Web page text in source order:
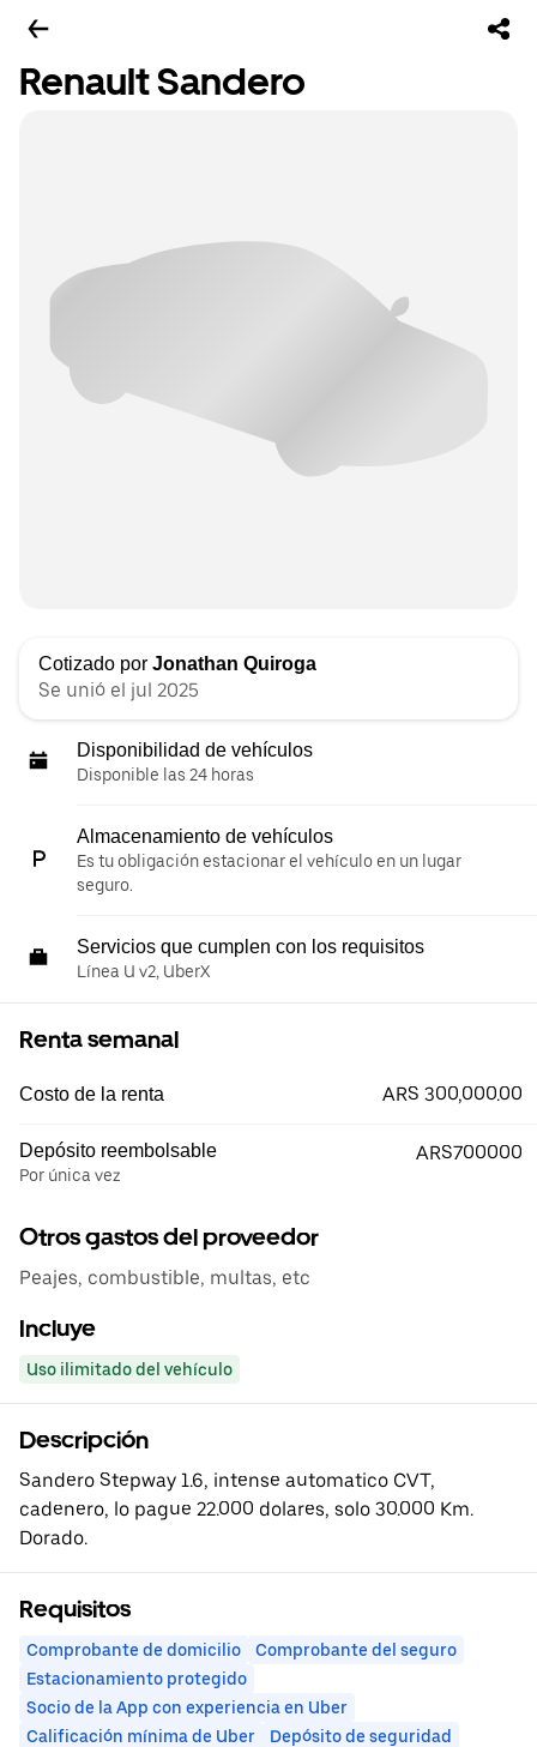
Renault Sandero
Cotizado por Jonathan Quiroga
Se unió el jul 2025
Disponibilidad de vehículos
Disponible las 24 horas
Almacenamiento de vehículos
Es tu obligación estacionar el vehículo en un lugar
seguro.
Servicios que cumplen con los requisitos
Línea U v2, UberX
Renta semanal
Costo de la renta ARS 300,000.00
Depósito reembolsable
Por única vez
ARS700000
Otros gastos del proveedor
Peajes, combustible, multas, etc
Incluye
Uso ilimitado del vehículo
Descripción
Sandero Stepway 1.6, intense automatico CVT,
cadenero, lo pague 22.000 dolares, solo 30.000 Km.
Dorado.
Requisitos
Comprobante de domicilio
Comprobante del seguro
Estacionamiento protegido
Socio de la App con experiencia en Uber
Calificación mínima de Uber
Depósito de seguridad